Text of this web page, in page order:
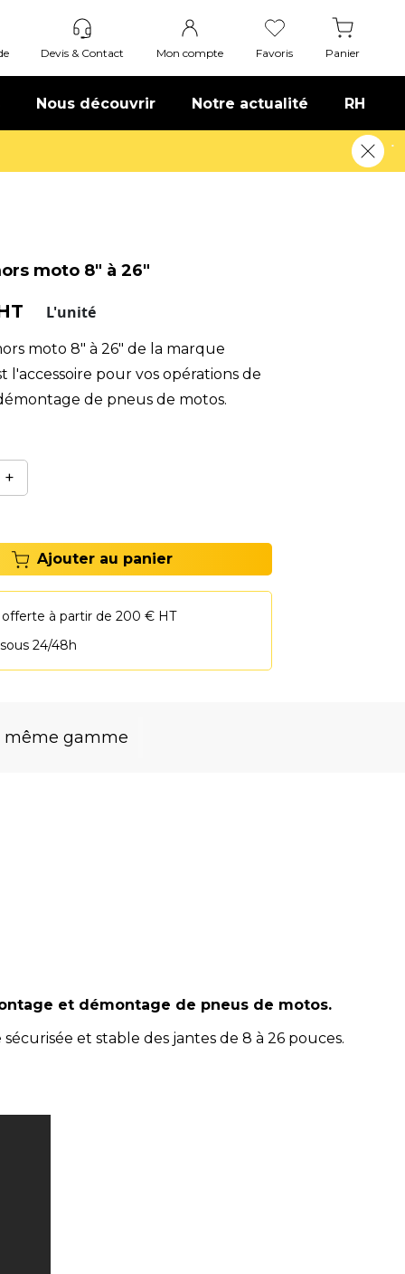
Devis & Contact Mon compte Favoris Panier
Nous découvrir Notre actualité RH
moto 8" à 26"
L'unité
moto 8" à 26" de la marque
l'accessoire pour vos opérations de
de pneus de motos.
+
Ajouter au panier
offerte à partir de 200 € HT
24/48h
même gamme
et démontage de pneus de motos.
et stable des jantes de 8 à 26 pouces.